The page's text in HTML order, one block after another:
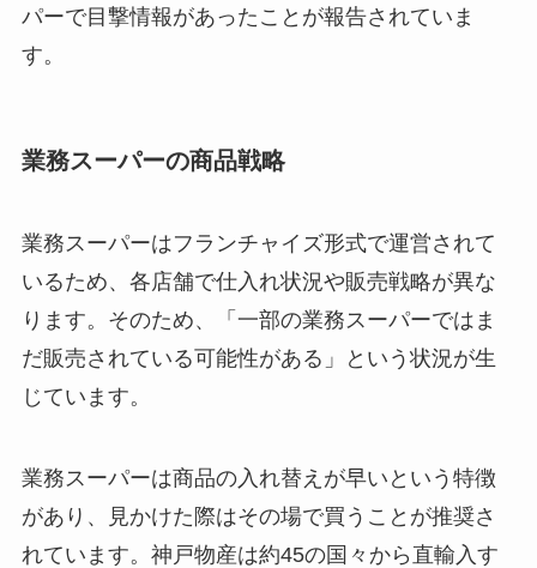
パーで目撃情報があったことが報告されていま
す。
業務スーパーの商品戦略
業務スーパーはフランチャイズ形式で運営されて
いるため、各店舗で仕入れ状況や販売戦略が異な
ります。そのため、「一部の業務スーパーではま
だ販売されている可能性がある」という状況が生
じています。
業務スーパーは商品の入れ替えが早いという特徴
があり、見かけた際はその場で買うことが推奨さ
れています。神戸物産は約45の国々から直輸入す